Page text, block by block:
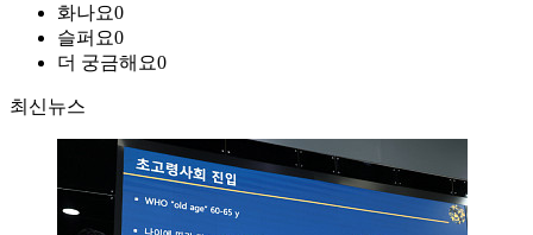
화나요0
슬퍼요0
더 궁금해요0
최신뉴스